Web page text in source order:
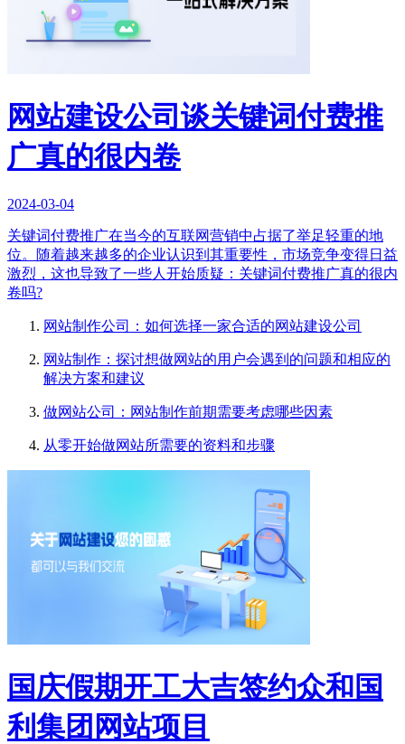
网站建设公司谈关键词付费推
广真的很内卷
2024-03-04
关键词付费推广在当今的互联网营销中占据了举足轻重的地
位。随着越来越多的企业认识到其重要性，市场竞争变得日益
激烈，这也导致了一些人开始质疑：关键词付费推广真的很内
卷吗?
网站制作公司：如何选择一家合适的网站建设公司
网站制作：探讨想做网站的用户会遇到的问题和相应的
解决方案和建议
做网站公司：网站制作前期需要考虑哪些因素
从零开始做网站所需要的资料和步骤
国庆假期开工大吉签约众和国
利集团网站项目